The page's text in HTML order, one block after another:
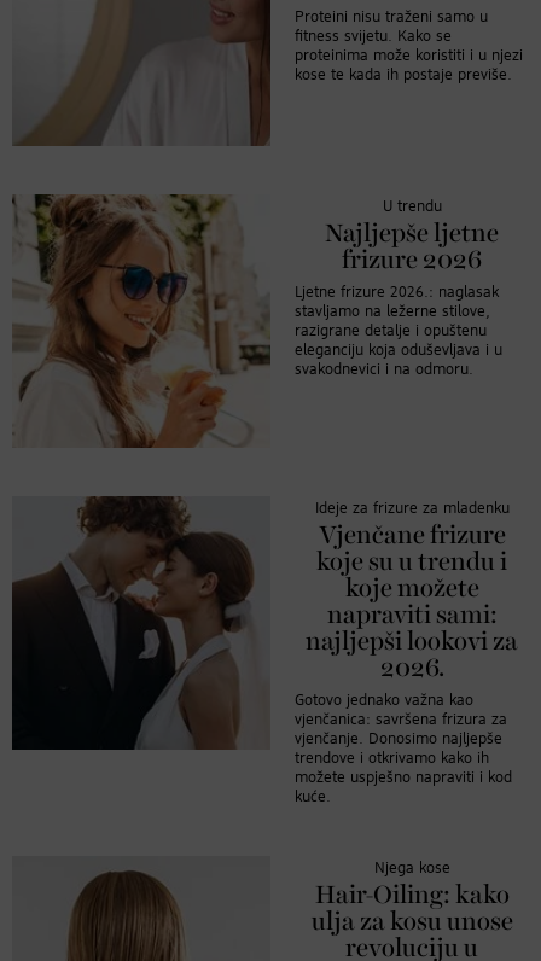
Proteini nisu traženi samo u
fitness svijetu. Kako se
proteinima može koristiti i u njezi
kose te kada ih postaje previše.
U trendu
Najljepše ljetne
frizure 2026
Ljetne frizure 2026.: naglasak
stavljamo na ležerne stilove,
razigrane detalje i opuštenu
eleganciju koja oduševljava i u
svakodnevici i na odmoru.
Ideje za frizure za mladenku
Vjenčane frizure
koje su u trendu i
koje možete
napraviti sami:
najljepši lookovi za
2026.
Gotovo jednako važna kao
vjenčanica: savršena frizura za
vjenčanje. Donosimo najljepše
trendove i otkrivamo kako ih
možete uspješno napraviti i kod
kuće.
Njega kose
Hair-Oiling: kako
ulja za kosu unose
revoluciju u